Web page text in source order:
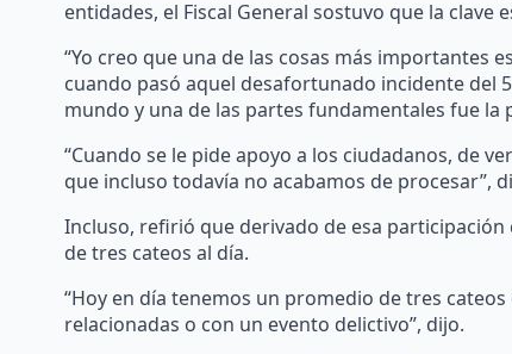
entidades, el Fiscal General sostuvo que la clave
“Yo creo que una de las cosas más importantes
cuando pasó aquel desafortunado incidente del
mundo y una de las partes fundamentales fue la
“Cuando se le pide apoyo a los ciudadanos, de
que incluso todavía no acabamos de procesar”,
Incluso, refirió que derivado de esa
de tres cateos al día.
“Hoy en día tenemos un promedio de tres
relacionadas o con un evento delictivo”, dijo.